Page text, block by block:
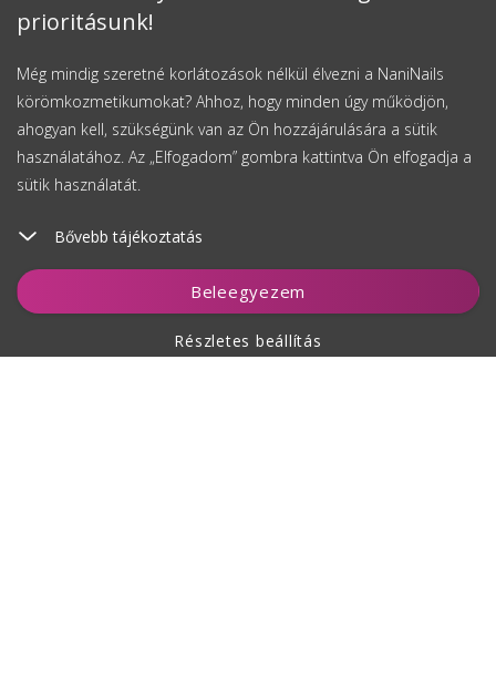
prioritásunk!
Még mindig szeretné korlátozások nélkül élvezni a NaniNails
körömkozmetikumokat? Ahhoz, hogy minden úgy működjön,
ahogyan kell, szükségünk van az Ön hozzájárulására a sütik
használatához. Az „Elfogadom” gombra kattintva Ön elfogadja a
sütik használatát.
Bővebb tájékoztatás
Beleegyezem
Részletes beállítás
Kosárhoz ad